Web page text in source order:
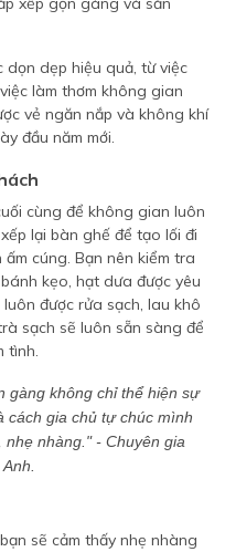
dẹp hiệu quả, từ việc
làm thơm không gian
vẻ ngăn nắp và không khí
đầu năm mới.
cùng để không gian luôn
lại bàn ghế để tạo lối đi
cúng. Bạn nên kiểm tra
kẹo, hạt dưa được yêu
được rửa sạch, lau khô
sạch sẽ luôn sẵn sàng để
tình.
gàng không chỉ thể hiện sự
cách gia chủ tự chúc mình
nhẹ nhàng." - Chuyên gia
sẽ cảm thấy nhẹ nhàng